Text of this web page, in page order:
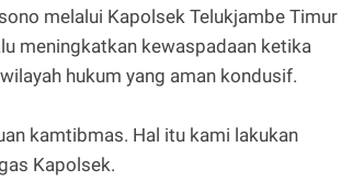
melalui Kapolsek Telukjambe Timur
meningkatkan kewaspadaan ketika
hukum yang aman kondusif.
kamtibmas. Hal itu kami lakukan
Kapolsek.